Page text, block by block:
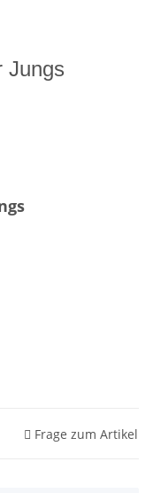
Jungs
Frage zum Artikel